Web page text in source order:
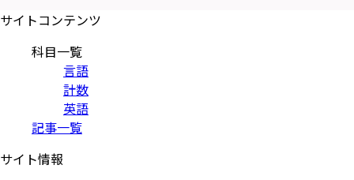
サイトコンテンツ
科目一覧
言語
計数
英語
記事一覧
サイト情報